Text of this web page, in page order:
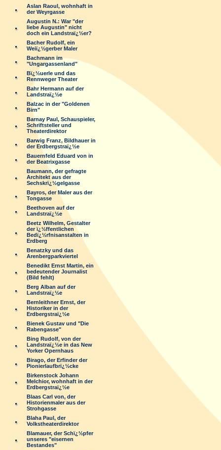
Aslan Raoul, wohnhaft in
der Weyrgasse
Augustin N.: War "der
liebe Augustin" nicht
doch ein Landstraï¿½er?
Bacher Rudolf, ein
Weiï¿½gerber Maler
Bachmann im
"Ungargassenland"
Bï¿½uerle und das
Rennweger Theater
Bahr Hermann auf der
Landstraï¿½e
Balzac in der "Goldenen
Birn"
Barnay Paul, Schauspieler,
Schriftsteller und
Theaterdirektor
Barwig Franz, Bildhauer in
der Erdbergstraï¿½e
Bauernfeld Eduard von in
der Beatrixgasse
Baumann, der gefragte
Architekt aus der
Sechskrï¿½gelgasse
Bayros, der Maler aus der
Tongasse
Beethoven auf der
Landstraï¿½e
Beetz Wilhelm, Gestalter
der ï¿½ffentlichen
Bedï¿½rfnisanstalten in
Erdberg
Benatzky und das
Arenbergparkviertel
Benedikt Ernst Martin, ein
bedeutender Journalist
(Bild fehlt)
Berg Alban auf der
Landstraï¿½e
Bernleithner Ernst, der
Historiker in der
Erdbergstraï¿½e
Bienek Gustav und "Die
Rabengasse"
Bing Rudolf, von der
Landstraï¿½e in das New
Yorker Opernhaus
Birago, der Erfinder der
Pionierlaufbrï¿½cke
Birkenstock Johann
Melchior, wohnhaft in der
Erdbergstraï¿½e
Blaas Carl von, der
Historienmaler aus der
Strohgasse
Blaha Paul, der
Volkstheaterdirektor
Blamauer, der Schï¿½pfer
unseres "eisernen
Bestandes"